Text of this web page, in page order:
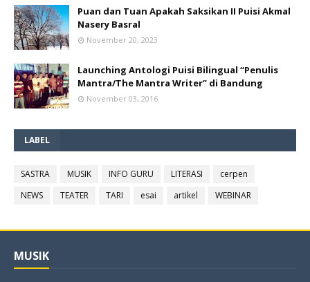
Puan dan Tuan Apakah Saksikan II Puisi Akmal
Nasery Basral
November 20, 2023
Launching Antologi Puisi Bilingual “Penulis
Mantra/The Mantra Writer” di Bandung
November 03, 2016
LABEL
SASTRA MUSIK INFO GURU LITERASI
cerpen
NEWS
TEATER TARI esai artikel WEBINAR
MUSIK